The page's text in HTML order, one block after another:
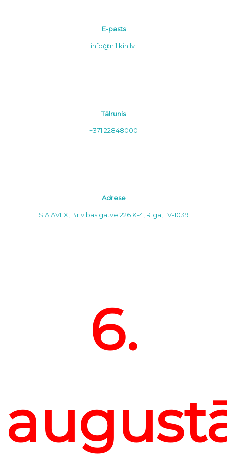
E-pasts
info@nillkin.lv
Tālrunis
+371 22848000
Adrese
SIA AVEX, Brīvības gatve 226 K-4, Rīga, LV-1039
6.